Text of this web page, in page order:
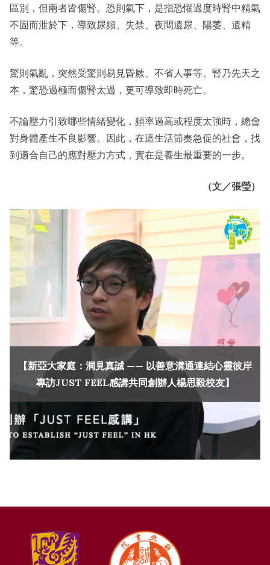
區別，但兩者皆傷腎。恐則氣下，是指恐懼過度時腎中精氣
不固而泄於下，導致尿頻、失禁、夜間遺尿、陽萎、遺精
等。
驚則氣亂，突然受驚則易見昏厥、不省人事等。腎乃先天之
本，驚恐過極而傷腎太過，更可導致即時死亡。
不論壓力引致哪些情緒變化，頻率過高或程度太強時，總會
對身體產生不良影響。因此，在這生活節奏急促的社會，找
到適合自己的應對壓力方式，實在是養生最重要的一步。
（文／張瑩）
【新亞大家庭：洞見真誠 —— 以善意溝通連結心靈彼岸
專訪JUST FEEL感講共同創辦人楊思毅校友】